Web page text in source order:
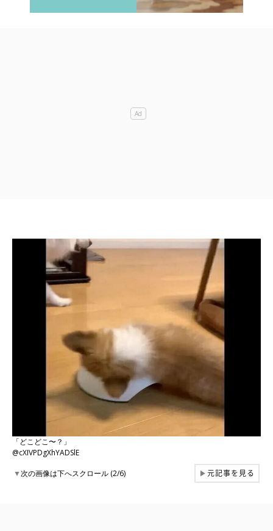
「どこどこ〜？」
@cXIVPDgXhYADSlE
▼次の画像は下へスクロール (2/6) ▶元記事を見る